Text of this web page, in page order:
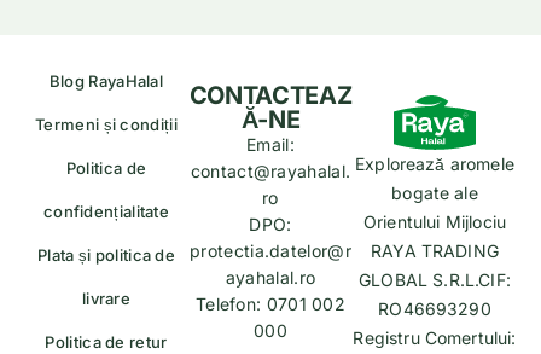
Blog RayaHalal
Termeni și condiții
Politica de
confidențialitate
Plata și politica de
livrare
Politica de retur
Explorează aromele
bogate ale
Orientului Mijlociu
RAYA TRADING
GLOBAL S.R.L.CIF:
RO46693290
Registru Comertului:
CONTACTEAZ
Ă-NE
Email:
contact@rayahalal.
ro
DPO:
protectia.datelor@r
ayahalal.ro
Telefon: 0701 002
000